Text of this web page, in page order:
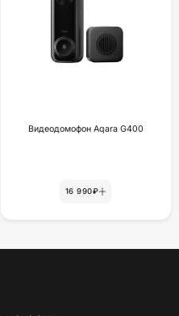
Видеодомофон Aqara G400
16 990₽